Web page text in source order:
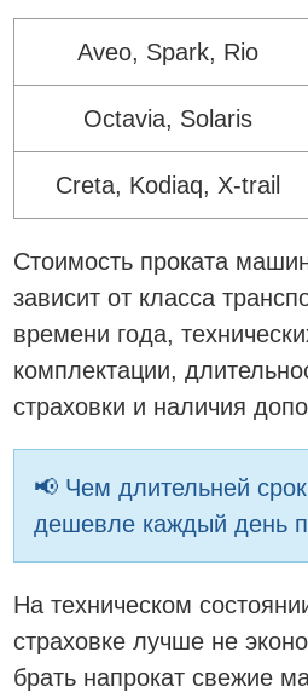
Aveo, Spark, Rio
Octavia, Solaris
Creta, Kodiaq, X-trail
Стоимость проката
зависит от класса
времени года,
комплектации,
страховки и наличия
📢 Чем длительней
дешевле каждый день
На техническом
страховке лучше не
брать напрокат свежие